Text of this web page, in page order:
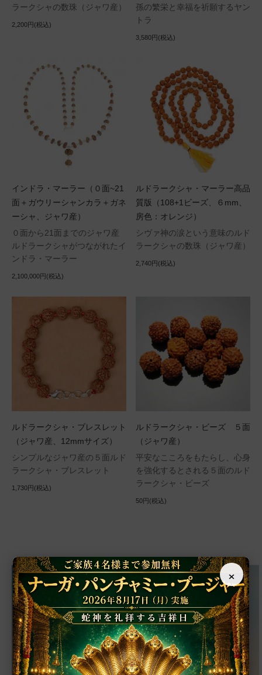
ラークシャの数珠（ジャワ産）
2,200円(税込)
孫の繁栄と幸福を祈願するヤン
トラ
3,580円(税込)
インドラ・マーラー（０面~21
面＋ガウリーシャンカラ＋ガネ
ーシャ、ジャワ産）
０面から21面までのジャワ産
ルドラークシャがつながれたイ
ンドラ・マーラー
2,100,000円(税込)
ルドラークシャ・マーラー高品
質版（108+1ビーズ、６mm、
房色：オレンジ）
シヴァ神の涙という意味のルド
ラークシャの数珠（ジャワ産）
2,740円(税込)
ルドラークシャ・ブレスレット
（ジャワ産、12mmサイズ）
シンプルなジャワ産の５面ルド
ラークシャ・ブレスレット
1,730円(税込)
ルドラークシャ・ビーズ ５面
（ジャワ産）
平安なこころをもたらし、心身
を強化するとされる５面のルド
ラークシャ・ビーズ
50円(税込)
×